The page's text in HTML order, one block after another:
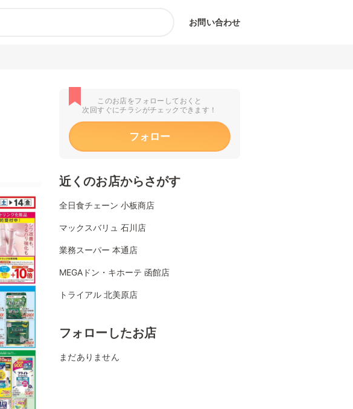
お問い合わせ
このお店をフォローしておくと
次回すぐにチラシがチェックできます！
フォロー
近くのお店からさがす
全日食チェーン 小板商店
マックスバリュ 石川店
業務スーパー 本通店
MEGAドン・キホーテ 函館店
トライアル 北美原店
フォローしたお店
まだありません